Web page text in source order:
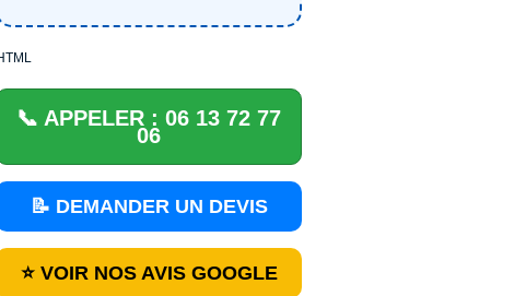
📞 APPELER : 06 13 72 77
06
📝 DEMANDER UN DEVIS
⭐ VOIR NOS AVIS GOOGLE